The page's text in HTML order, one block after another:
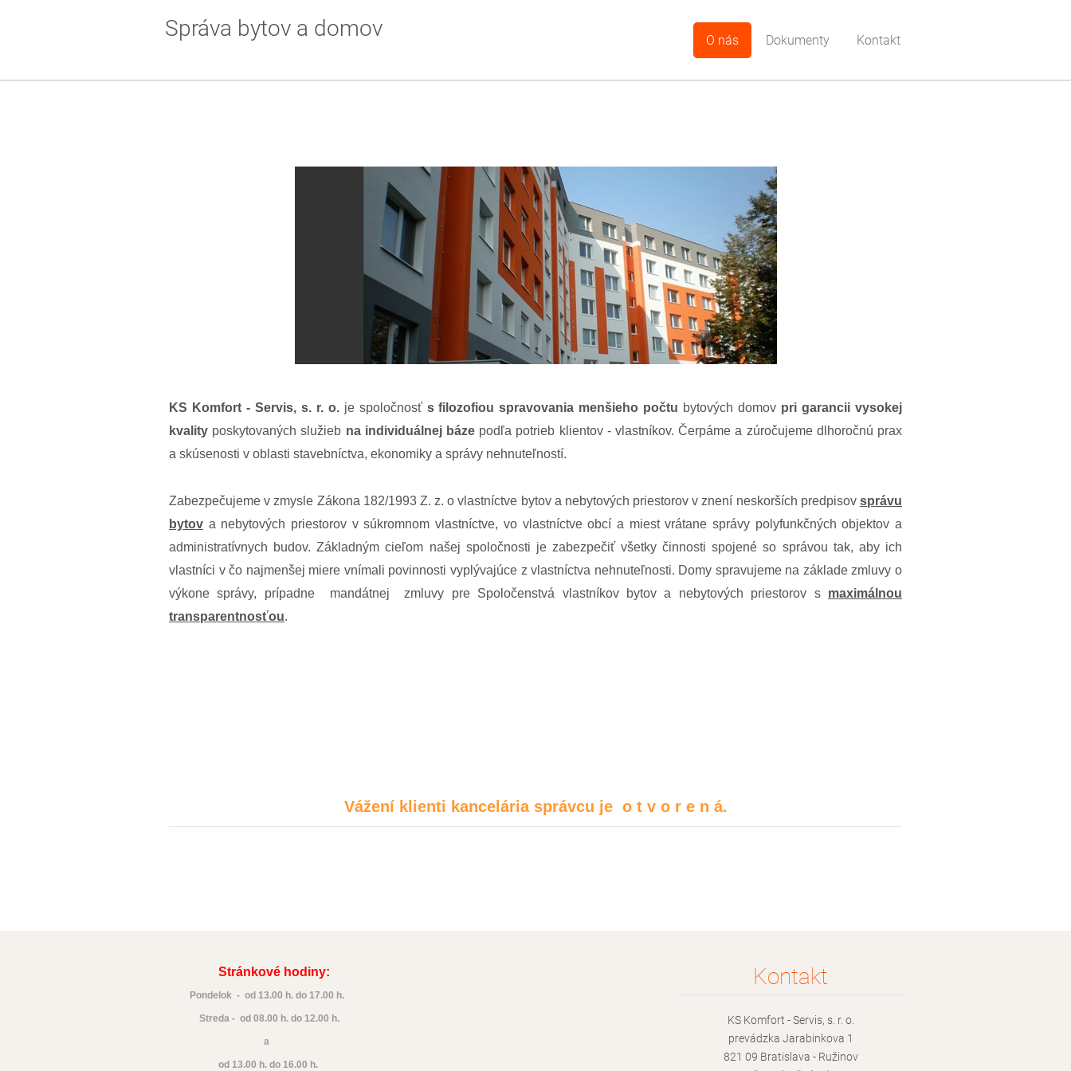
Správa bytov a domov O nás Dokumenty Kontakt
KS Komfort - Servis, s. r. o.je spoločnosť s filozofiou spravovania menšieho počtu bytových domov pri garancii vysokej
kvality poskytovaných služieb na individuálnej báze podľa potrieb klientov - vlastníkov. Čerpáme a zúročujeme dlhoročnú prax
a skúsenosti v oblasti stavebníctva, ekonomiky a správy nehnuteľností.
Zabezpečujeme v zmysle Zákona 182/1993 Z. z. o vlastníctve bytov a nebytových priestorov v znení neskorších predpisov správu
bytov a nebytových priestorov v súkromnom vlastníctve, vo vlastníctve obcí a miest vrátane správy polyfunkčných objektov a
administratívnych budov. Základným cieľom našej spoločnosti je zabezpečiť všetky činnosti spojené so správou tak, aby ich
vlastníci v čo najmenšej miere vnímali povinnosti vyplývajúce z vlastníctva nehnuteľnosti. Domy spravujeme na základe zmluvy o
výkone správy, prípadne mandátnej zmluvy pre Spoločenstvá vlastníkov bytov a nebytových priestorov s
maximálnou
transparentnosťou.
Vážení klienti kancelária správcu je o t v o r e n á.
Stránkové hodiny:
Pondelok - od 13.00 h. do 17.00 h.
Streda - od 08.00 h. do 12.00 h.
a
od 13.00 h. do 16.00 h.
Kontakt
KS Komfort - Servis, s. r. o.
prevádzka Jarabinkova 1
821 09 Bratislava - Ružinov